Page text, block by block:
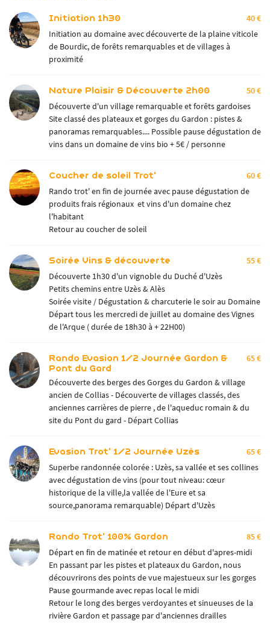
Initiation 1h30
40 €
Initiation au domaine avec découverte de la plaine viticole
de Bourdic, de forêts remarquables et de villages à
proximité
Nature Plaisir & Découverte 2h00
50 €
Découverte d'un village remarquable et forêts gardoises
Site classé des plateaux et gorges du Gardon : pistes &
panoramas remarquables.... Possible pause dégustation de
vins dans un domaine de vins bio + 5€ / personne
Coucher de soleil Trot'
60 €
Rando trot' en fin de journée avec pause dégustation de
produits frais régionaux et vins d'un domaine chez
l'habitant
Retour au coucher de soleil
Soirée Vins & découverte
55 €
Découverte 1h30 d'un vignoble du Duché d'Uzès
Petits chemins entre Uzès & Alès
Soirée visite / Dégustation & charcuterie le soir au Domaine
Départ tous les mercredi de juillet au domaine des Vignes
de l'Arque ( durée de 18h30 à + 22H00)
Rando Evasion 1/2 Journée Gardon &
Pont du Gard
65 €
Découverte des berges des Gorges du Gardon & village
ancien de Collias - Découverte de villages classés, des
anciennes carrières de pierre , de l'aqueduc romain & du
site du Pont du gard - Départ Collias
Evasion Trot' 1/2 Journée Uzès
65 €
Superbe randonnée colorée : Uzès, sa vallée et ses collines
avec dégustation de vins (pour tout niveau: cœur
historique de la ville,la vallée de l'Eure et sa
source,panorama remarquable) Départ d'Uzès
Rando Trot' 100% Gardon
85 €
Départ en fin de matinée et retour en début d'apres-midi
En passant par les pistes et plateaux du Gardon, nous
découvrirons des points de vue majestueux sur les gorges
Pause gourmande avec repas local le midi
Retour le long des berges verdoyantes et sinueuses de la
rivière Gardon et passage par d'anciennes drailles